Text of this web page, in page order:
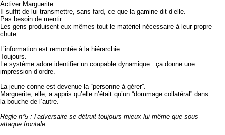
Activer Marguerite.
Il suffit de lui transmettre, sans fard, ce que la gamine dit d’elle.
Pas besoin de mentir.
Les gens produisent eux-mêmes tout le matériel nécessaire à leur propre
chute.
L’information est remontée à la hiérarchie.
Toujours.
Le système adore identifier un coupable dynamique : ça donne une
impression d’ordre.
La jeune conne est devenue la “personne à gérer”.
Marguerite, elle, a appris qu’elle n’était qu’un “dommage collatéral” dans
la bouche de l’autre.
Règle n°5 : l’adversaire se détruit toujours mieux lui-même que sous
attaque frontale.